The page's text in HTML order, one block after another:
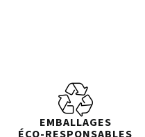
EMBALLAGES